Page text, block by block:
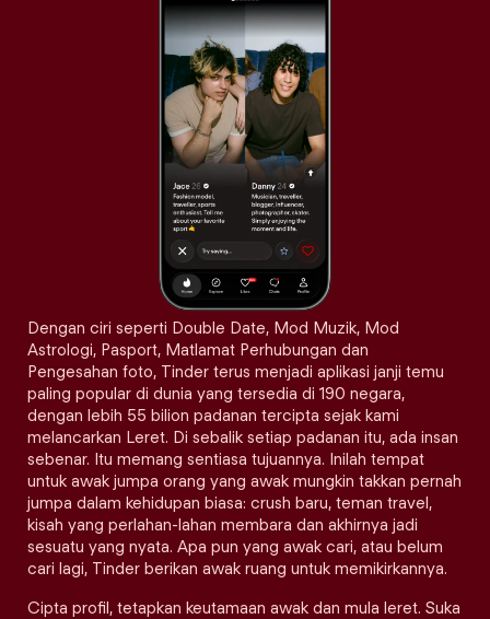
Dengan ciri seperti Double Date, Mod Muzik, Mod
Astrologi, Pasport, Matlamat Perhubungan dan
Pengesahan foto, Tinder terus menjadi aplikasi janji temu
paling popular di dunia yang tersedia di 190 negara,
dengan lebih 55 bilion padanan tercipta sejak kami
melancarkan Leret. Di sebalik setiap padanan itu, ada insan
sebenar. Itu memang sentiasa tujuannya. Inilah tempat
untuk awak jumpa orang yang awak mungkin takkan pernah
jumpa dalam kehidupan biasa: crush baru, teman travel,
kisah yang perlahan-lahan membara dan akhirnya jadi
sesuatu yang nyata. Apa pun yang awak cari, atau belum
cari lagi, Tinder berikan awak ruang untuk memikirkannya.
Cipta profil, tetapkan keutamaan awak dan mula leret. Suka